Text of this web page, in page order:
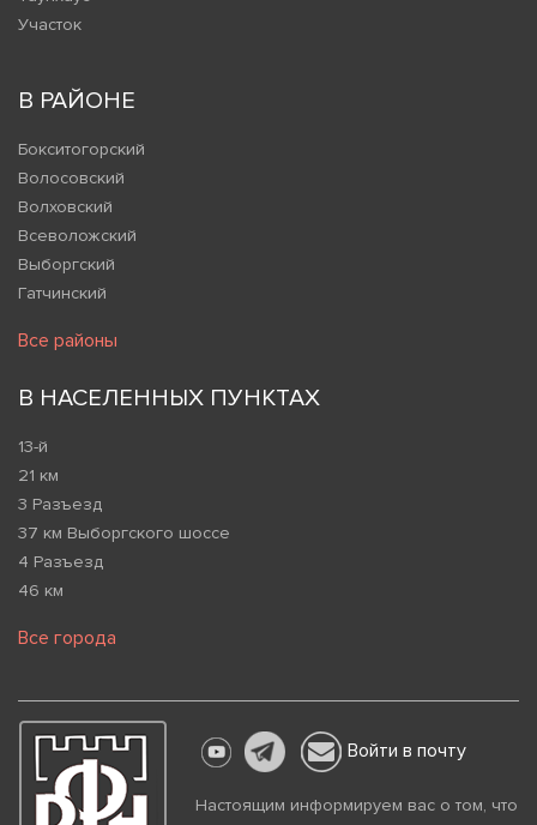
Участок
В РАЙОНЕ
Бокситогорский
Волосовский
Волховский
Всеволожский
Выборгский
Гатчинский
Все районы
В НАСЕЛЕННЫХ ПУНКТАХ
13-й
21 км
3 Разъезд
37 км Выборгского шоссе
4 Разъезд
46 км
Все города
Войти в почту
Настоящим информируем вас о том, что